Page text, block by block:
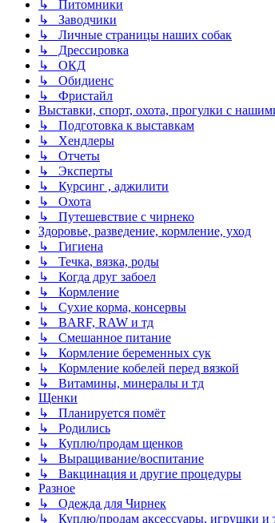
↳ Питомники
↳ Заводчики
↳ Личные страницы наших собак
↳ Дрессировка
↳ ОКД
↳ Обидиенс
↳ Фристайл
Выставки, спорт, охота, прогулки с
↳ Подготовка к выставкам
↳ Хендлеры
↳ Отчеты
↳ Эксперты
↳ Курсинг , аджилити
↳ Охота
↳ Путешевствие с чирнеко
Здоровье, разведение, кормление, уход
↳ Гигиена
↳ Течка, вязка, роды
↳ Когда друг забоел
↳ Кормление
↳ Сухие корма, консервы
↳ BARF, RAW и тд
↳ Смешанное питание
↳ Кормление беременных сук
↳ Кормление кобелей перед вязкой
↳ Витамины, минералы и тд
Щенки
↳ Планируется помёт
↳ Родились
↳ Куплю/продам щенков
↳ Выращивание/воспитание
↳ Вакцинация и другие процедуры
Разное
↳ Одежда для Чирнек
↳ Куплю/продам аксессуары, игрушки и